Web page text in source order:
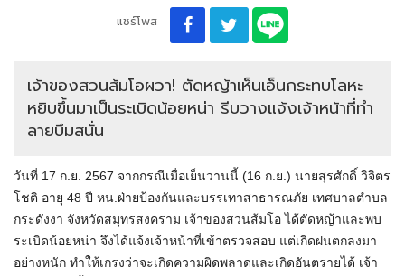
แชร์โพส
เจ้าของสวนส้มโอผวา! ตัดหญ้าเห็นเอ็นกระทบโลหะ
หยิบขึ้นมาเป็นระเบิดน้อยหน่า รีบวางแจ้งเจ้าหน้าที่ทำ
ลายบึมสนั่น
วันที่ 17 ก.ย. 2567 จากกรณีเมื่อเย็นวานนี้ (16 ก.ย.) นายสุรศักดิ์ วิจิตร
โชติ อายุ 48 ปี หน.ฝ่ายป้องกันและบรรเทาสาธารณภัย เทศบาลตำบล
กระดังงา จังหวัดสมุทรสงคราม เจ้าของสวนส้มโอ ได้ตัดหญ้าและพบ
ระเบิดน้อยหน่า จึงได้แจ้งเจ้าหน้าที่เข้าตรวจสอบ แต่เกิดฝนตกลงมา
อย่างหนัก ทำให้เกรงว่าจะเกิดความผิดพลาดและเกิดอันตรายได้ เจ้า